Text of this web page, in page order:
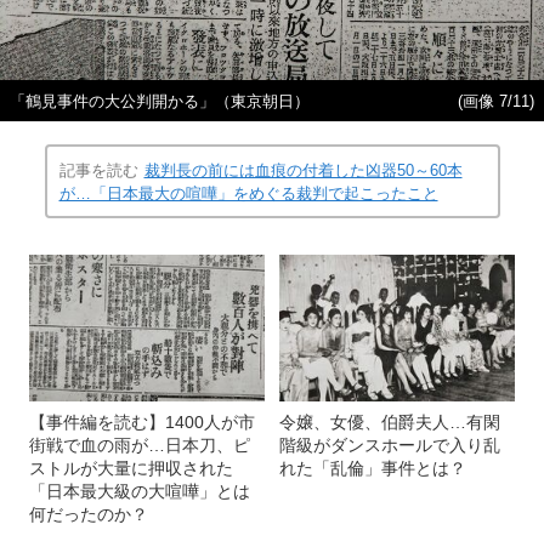
「鶴見事件の大公判開かる」（東京朝日） (画像 7/11)
記事を読む 裁判長の前には血痕の付着した凶器50～60本
が…「日本最大の喧嘩」をめぐる裁判で起こったこと
【事件編を読む】1400人が市
街戦で血の雨が…日本刀、ピ
ストルが大量に押収された
「日本最大級の大喧嘩」とは
何だったのか？
令嬢、女優、伯爵夫人…有閑
階級がダンスホールで入り乱
れた「乱倫」事件とは？